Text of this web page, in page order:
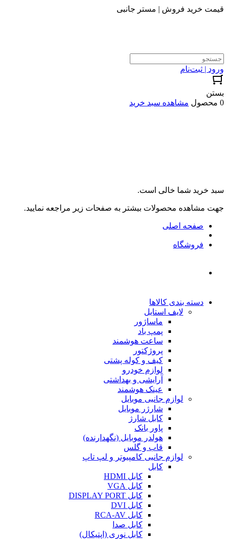
قیمت خرید فروش | مستر جانبی
ورود | ثبت‌نام
بستن
0 محصول
مشاهده سبد خرید
سبد خرید شما خالی است.
جهت مشاهده محصولات بیشتر به صفحات زیر مراجعه نمایید.
صفحه اصلی
فروشگاه
دسته بندی کالاها
لایف استایل
ماساژور
پمپ باد
ساعت هوشمند
پروژکتور
کیف و کوله پشتی
لوازم خودرو
آرایشی و بهداشتی
عینک هوشمند
لوازم جانبی موبایل
شارژر موبایل
کابل شارژ
پاور بانک
هولدر موبایل (نگهدارنده)
قاب و گلس
لوازم جانبی کامپیوتر و لپ تاپ
کابل
کابل HDMI
کابل VGA
کابل DISPLAY PORT
کابل DVI
کابل RCA-AV
کابل صدا
کابل نوری (اپتیکال)